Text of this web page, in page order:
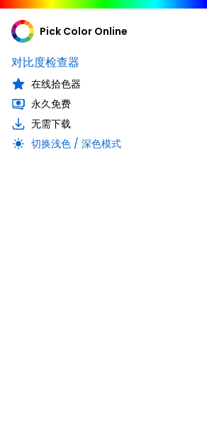
Pick Color Online
对比度检查器
在线拾色器
永久免费
无需下载
切换浅色 / 深色模式